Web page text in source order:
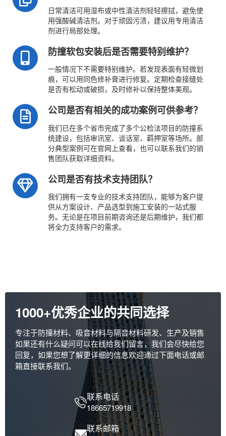
日常清洁可用湿布或中性清洁剂轻轻擦拭，避免使
用强酸碱清洁剂。对于顽固污渍，建议用专用清洁
剂进行局部处理。
防撞软包安装后是否需要特别维护？
一般情况下不需要特别维护。若发现表面有轻微划
痕，可以用同色修补膏进行修复。定期检查接缝处
是否有松动或破损，及时修补以保持整体美观。
公司是否有相关的成功案例可供参考？
我们已在多个省市完成了多个公检法项目的防撞系
统建设，包括审讯室、谈话室、羁押室等场所。部
分典型案例可在官网上查看，也可以联系我们的销
售团队获取详细资料。
公司是否有技术支持团队？
我们拥有一支专业的技术支持团队，能够为客户提
供从方案设计、产品选型到施工安装的一站式服
务。无论是在项目前期咨询还是后期维护，我们都
将全力支持客户的需求。
1000+优秀企业的共同选择
专注于防撞材料、吸音材料与隔音材料研发、生产及销售
如果还有什么疑问可以在线给我们留言，我们会尽快给您
回复，如果您想了解更详细的信息欢迎通过下面电话或邮
箱直接联系我们。
联系电话
18665719918
联系邮箱